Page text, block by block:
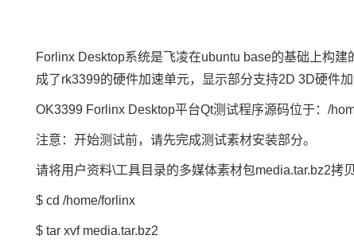
Forlinx Desktop系统是飞凌在ubuntu base的基础上构建
成了rk3399的硬件加速单元，显示部分支持2D 3D硬件
OK3399 Forlinx Desktop平台Qt测试程序源码位于：/
注意：开始测试前，请先完成测试素材安装部分。
请将用户资料\工具目录的多媒体素材包media.tar.bz2拷
$ cd /home/forlinx
$ tar xvf media.tar.bz2